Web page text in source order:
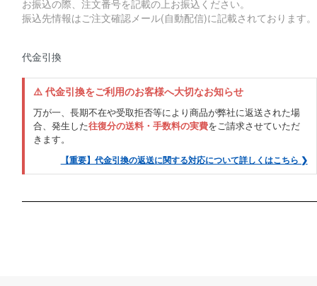
お振込の際、注文番号を記載の上お振込ください。
振込先情報はご注文確認メール(自動配信)に記載されております。
代金引換
⚠️ 代金引換をご利用のお客様へ大切なお知らせ
万が一、長期不在や受取拒否等により商品が弊社に返送された場
合、発生した往復分の送料・手数料の実費をご請求させていただ
きます。
【重要】代金引換の返送に関する対応について詳しくはこちら ❯